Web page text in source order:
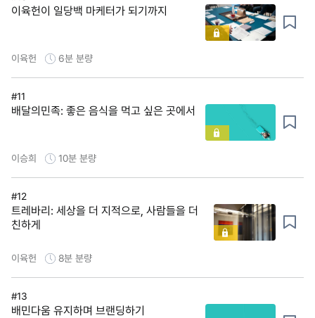
이육헌이 일당백 마케터가 되기까지
이육헌 6분 분량
#11
배달의민족: 좋은 음식을 먹고 싶은 곳에서
이승희 10분 분량
#12
트레바리: 세상을 더 지적으로, 사람들을 더
친하게
이육헌 8분 분량
#13
배민다움 유지하며 브랜딩하기